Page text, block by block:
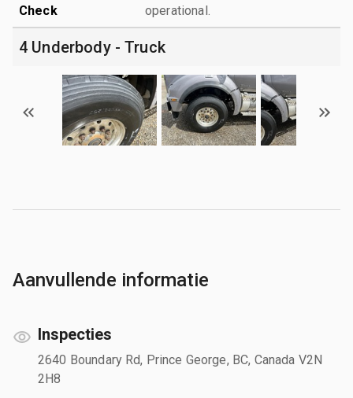
Check
operational.
4 Underbody - Truck
Aanvullende informatie
Inspecties
2640 Boundary Rd, Prince George, BC, Canada V2N
2H8